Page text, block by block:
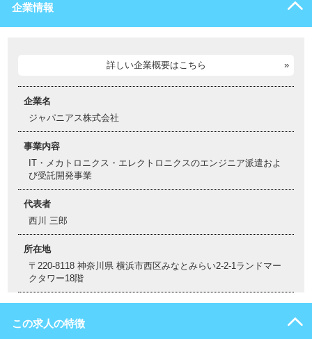
企業情報
詳しい企業概要はこちら
企業名
ジャパニアス株式会社
事業内容
IT・メカトロニクス・エレクトロニクスのエンジニア派遣およ
び受託開発事業
代表者
西川 三郎
所在地
〒220-8118 神奈川県 横浜市西区みなとみらい2-2-1ランドマー
クタワー18階
この求人の特徴